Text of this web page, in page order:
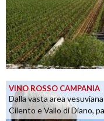
VINO ROSSO CAMPANIA
Dalla vasta area
Cilento e Vallo di Diano,